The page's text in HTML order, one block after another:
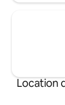
Location